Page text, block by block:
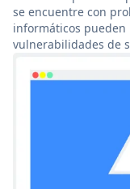
se encuentre con
informáticos pueden
vulnerabilidades de